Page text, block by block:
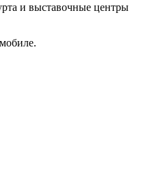
и выставочные центры